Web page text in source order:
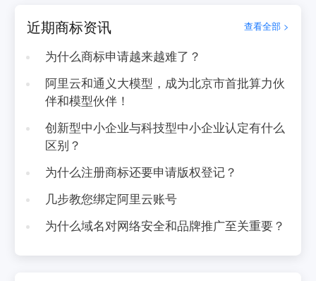
近期商标资讯 查看全部 >
为什么商标申请越来越难了？
阿里云和通义大模型，成为北京市首批算力伙
伴和模型伙伴！
创新型中小企业与科技型中小企业认定有什么
区别？
为什么注册商标还要申请版权登记？
几步教您绑定阿里云账号
为什么域名对网络安全和品牌推广至关重要？